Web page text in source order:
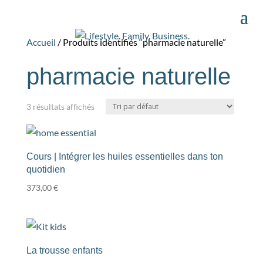
Accueil / Produits identifiés “pharmacie naturelle”
pharmacie naturelle
3 résultats affichés
Cours | Intégrer les huiles essentielles dans ton
quotidien
373,00€
La trousse enfants